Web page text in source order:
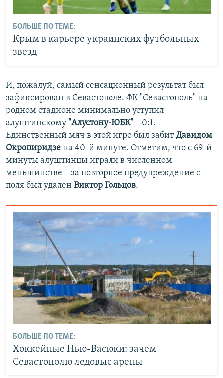
БОЛЬШЕ ПО ТЕМЕ:
Крым в карьере украинских футбольных
звезд
И, пожалуй, самый сенсационный результат был
зафиксирован в Севастополе. ФК "Севастополь" на
родном стадионе минимально уступил
алуштинскому "Алустону-ЮБК" – 0:1.
Единственный мяч в этой игре был забитДавидом
Окропиридзе на 40-й минуте. Отметим, что с 69-й
минуты алуштинцы играли в численном
меньшинстве – за повторное предупреждение с
поля был удален Виктор Гольцов.
БОЛЬШЕ ПО ТЕМЕ:
Хоккейные Нью-Васюки: зачем
Севастополю ледовые арены